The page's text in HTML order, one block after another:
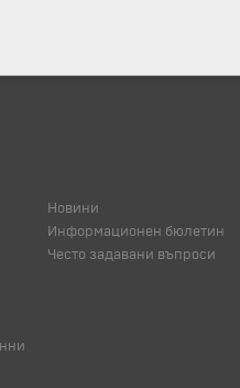
Новини
Информационен бюлетин
Често задавани въпроси